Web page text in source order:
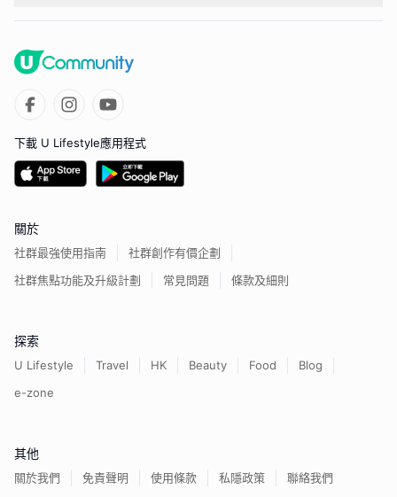
下載 U Lifestyle應用程式
關於
社群最強使用指南
社群創作有價企劃
社群焦點功能及升級計劃
常見問題 條款及細則
探索
U Lifestyle Travel HK Beauty Food
Blog
e-zone
其他
關於我們 免責聲明 使用條款 私隱政策 聯絡我們